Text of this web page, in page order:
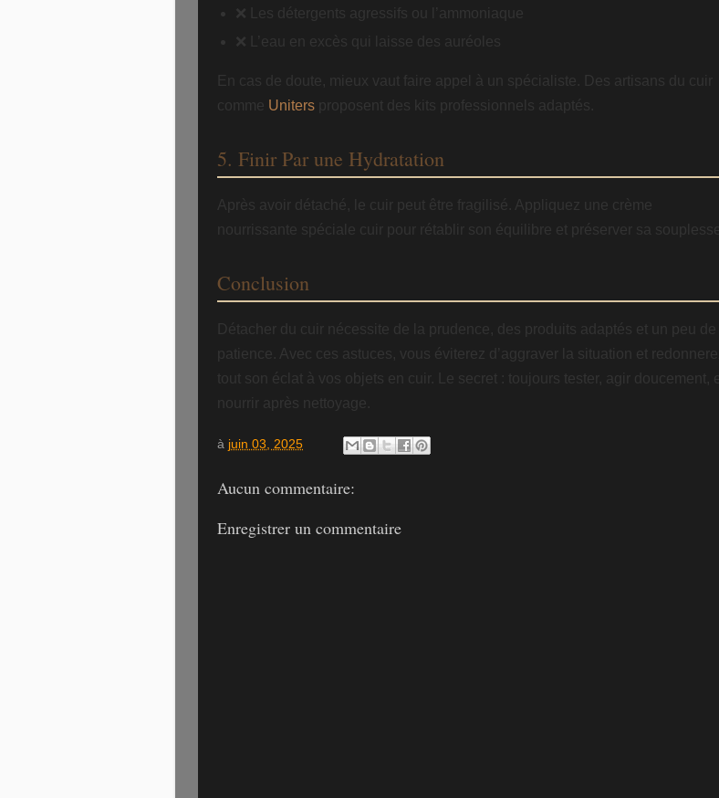
❌ Les détergents agressifs ou l’ammoniaque
❌ L’eau en excès qui laisse des auréoles
En cas de doute, mieux vaut faire appel à un spécialiste. Des artisans du cuir
comme Uniters proposent des kits professionnels adaptés.
5. Finir Par une Hydratation
Après avoir détaché, le cuir peut être fragilisé. Appliquez une crème
nourrissante spéciale cuir pour rétablir son équilibre et préserver sa souplesse.
Conclusion
Détacher du cuir nécessite de la prudence, des produits adaptés et un peu de
patience. Avec ces astuces, vous éviterez d’aggraver la situation et redonnerez
tout son éclat à vos objets en cuir. Le secret : toujours tester, agir doucement, et
nourrir après nettoyage.
à juin 03, 2025
Aucun commentaire:
Enregistrer un commentaire